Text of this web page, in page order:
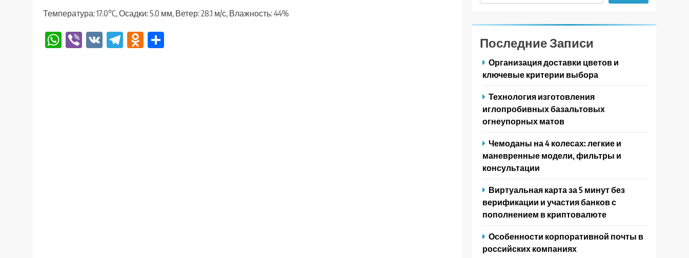
Температура: 17.0°C, Осадки: 5.0 мм, Ветер: 28.1 м/с, Влажность: 44%
WhatsApp
Viber
VK TelegramOdnoklassniki Последние Записи
Организация доставки цветов и
ключевые критерии выбора
Технология изготовления
иглопробивных базальтовых
огнеупорных матов
Чемоданы на 4 колесах: легкие и
маневренные модели, фильтры и
консультации
Виртуальная карта за 5 минут без
верификации и участия банков с
пополнением в криптовалюте
Особенности корпоративной почты в
российских компаниях